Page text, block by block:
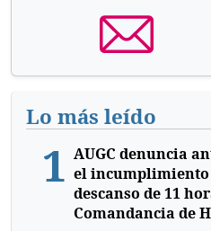
Lo más leído
1 AUGC denuncia
el incumplimiento
descanso de 11
Comandancia de